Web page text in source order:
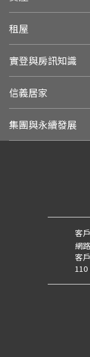
租屋
實登與房訊知識
信義居家
集團與永續發展
客
網
客
110